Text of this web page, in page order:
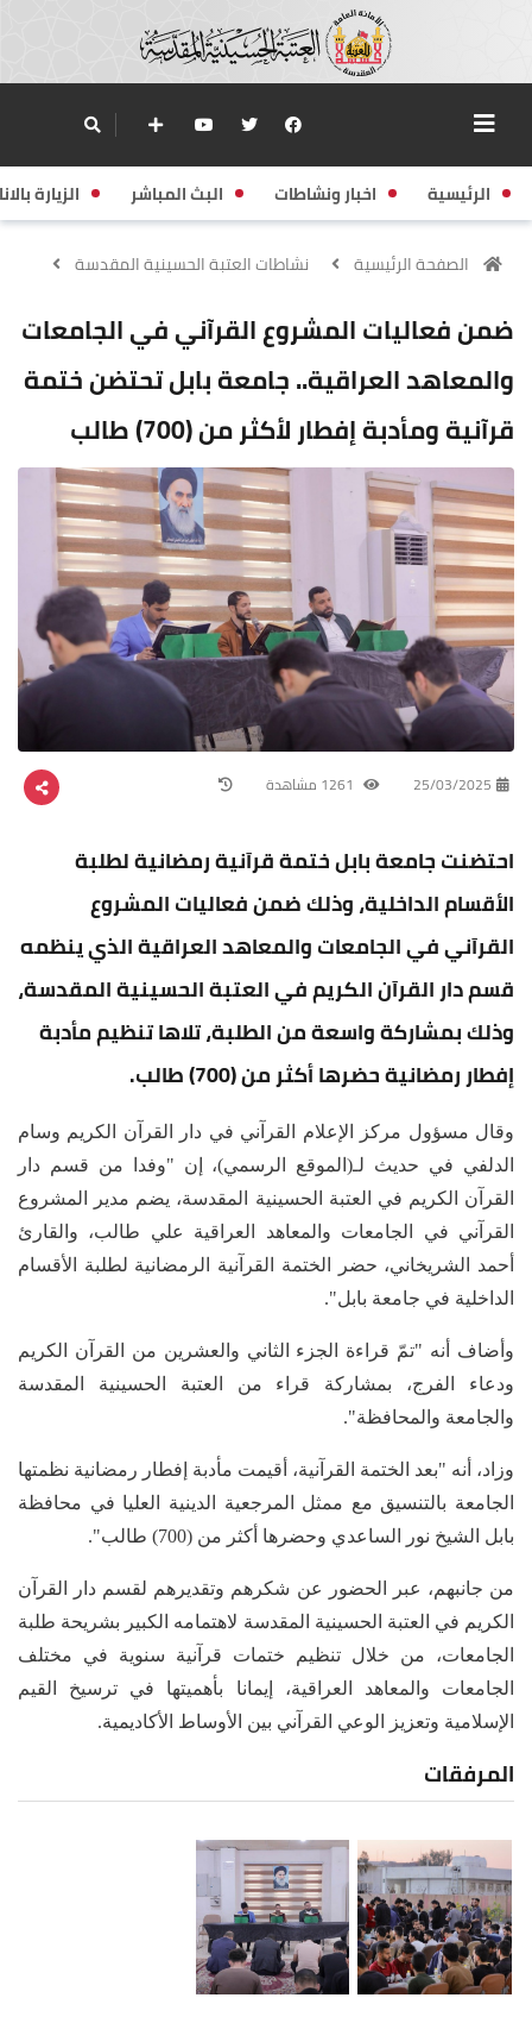
الرئيسية اخبار ونشاطات البث المباشر الزيارة
الصفحة الرئيسية نشاطات العتبة الحسينية المقدسة
ضمن فعاليات المشروع القرآني في الجامعات
والمعاهد العراقية.. جامعة بابل تحتضن ختمة
قرآنية ومأدبة إفطار لأكثر من (700) طالب
25/03/2025
احتضنت جامعة بابل ختمة قرآنية رمضانية لطلبة
الأقسام الداخلية، وذلك ضمن فعاليات المشروع
القرآني في الجامعات والمعاهد العراقية الذي ينظمه
قسم دار القرآن الكريم في العتبة الحسينية المقدسة،
وذلك بمشاركة واسعة من الطلبة، تلاها تنظيم مأدبة
إفطار رمضانية حضرها أكثر من (700) طالب.
وقال مسؤول مركز الإعلام القرآني في دار القرآن الكريم وسام
الدلفي في حديث لـ(الموقع الرسمي)، إن "وفدا من قسم دار
القرآن الكريم في العتبة الحسينية المقدسة، يضم مدير المشروع
القرآني في الجامعات والمعاهد العراقية علي طالب، والقارئ
أحمد الشريخاني، حضر الختمة القرآنية الرمضانية لطلبة الأقسام
الداخلية في جامعة بابل".
وأضاف أنه "تمّ قراءة الجزء الثاني والعشرين من القرآن الكريم
ودعاء الفرج، بمشاركة قراء من العتبة الحسينية المقدسة
والجامعة والمحافظة".
وزاد، أنه "بعد الختمة القرآنية، أقيمت مأدبة إفطار رمضانية نظمتها
الجامعة بالتنسيق مع ممثل المرجعية الدينية العليا في محافظة
بابل الشيخ نور الساعدي وحضرها أكثر من (700) طالب".
من جانبهم، عبر الحضور عن شكرهم وتقديرهم لقسم دار القرآن
الكريم في العتبة الحسينية المقدسة لاهتمامه الكبير بشريحة طلبة
الجامعات، من خلال تنظيم ختمات قرآنية سنوية في مختلف
الجامعات والمعاهد العراقية، إيمانا بأهميتها في ترسيخ القيم
الإسلامية وتعزيز الوعي القرآني بين الأوساط الأكاديمية.
المرفقات